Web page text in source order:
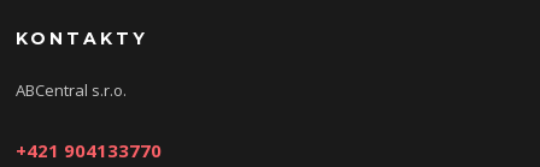
KONTAKTY
ABCentral s.r.o.
+421 904133770